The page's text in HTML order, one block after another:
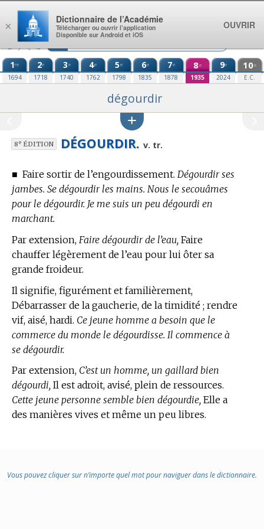
Aller au contenu
1re
1694
2e
1718
3e
1740
4e
1762
5e
1798
6e
1835
7e
1878
8e
1935
9e
2024
10e
E.C.
dégourdir
8eÉDITION DÉGOURDIR. v. tr.
■ Faire sortir de l’engourdissement. Dégourdir ses
jambes. Se dégourdir les mains. Nous le secouâmes
pour le dégourdir. Je me suis un peu dégourdi en
marchant.
Par extension, Faire dégourdir de l’eau, Faire
chauffer légèrement de l’eau pour lui ôter sa
grande froideur.
Il signifie, figurément et familièrement,
Débarrasser de la gaucherie, de la timidité ; rendre
vif, aisé, hardi. Ce jeune homme a besoin que le
commerce du monde le dégourdisse. Il commence à
se dégourdir.
Par extension, C’est un homme, un gaillard bien
dégourdi, Il est adroit, avisé, plein de ressources.
Cette jeune personne semble bien dégourdie, Elle a
des manières vives et même un peu libres.
Vous pouvez cliquer sur n’importe quel mot pour naviguer dans le dictionnaire.
×
Dictionnaire de l’Académie
Télécharger ou ouvrir l’application
Disponible sur Android et iOS
OUVRIR